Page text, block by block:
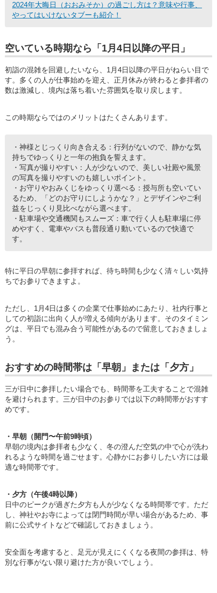
2024年大晦日（おおみそか）の過ごし方は？意味や行事、
やってはいけないタブーも紹介！
空いている時期なら「1月4日以降の平日」
初詣の混雑を回避したいなら、1月4日以降の平日がねらい目で
す。多くの人が仕事始めを迎え、正月休みが終わると参拝者の
数は激減し、境内は落ち着いた雰囲気を取り戻します。
この時期ならではのメリットはたくさんあります。
・神様とじっくり向き合える：行列がないので、静かな気
持ちでゆっくりと一年の抱負を誓えます。
・写真が撮りやすい：人が少ないので、美しい社殿や風景
の写真を撮りやすいのも嬉しいポイント。
・お守りやおみくじをゆっくり選べる：授与所も空いてい
るため、「どのお守りにしようかな？」とデザインやご利
益をじっくり見比べながら選べます。
・駐車場や交通機関もスムーズ：車で行く人も駐車場に停
めやすく、電車やバスも普段通り動いているので快適で
す。
特に平日の早朝に参拝すれば、待ち時間も少なく清々しい気持
ちでお参りできますよ。
ただし、1月4日は多くの企業で仕事始めにあたり、社内行事と
しての初詣に出向く人が増える傾向があります。そのタイミン
グは、平日でも混み合う可能性があるので留意しておきましょ
う。
おすすめの時間帯は「早朝」または「夕方」
三が日中に参拝したい場合でも、時間帯を工夫することで混雑
を避けられます。三が日中のお参りでは以下の時間帯がおすす
めです。
・早朝（開門〜午前9時頃）
早朝の境内は参拝者も少なく、冬の澄んだ空気の中で心が洗わ
れるような時間を過ごせます。心静かにお参りしたい方には最
適な時間帯です。
・夕方（午後4時以降）
日中のピークが過ぎた夕方も人が少なくなる時間帯です。ただ
し、神社やお寺によっては閉門時間が早い場合があるため、事
前に公式サイトなどで確認しておきましょう。
安全面を考慮すると、足元が見えにくくなる夜間の参拝は、特
別な行事がない限り避けた方が良いでしょう。